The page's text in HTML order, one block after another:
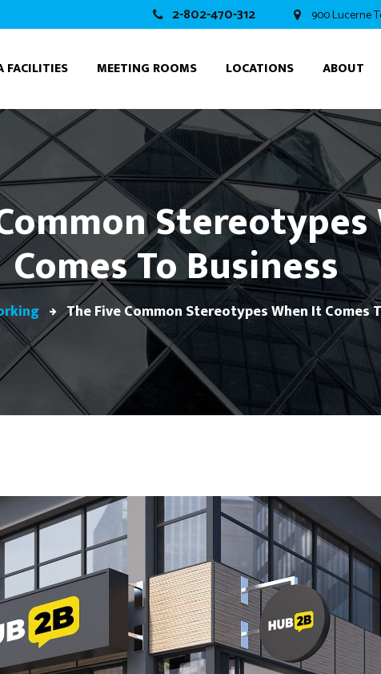
2-802-470-312 900 Lucerne
FACILITIES MEETING ROOMS LOCATIONS ABOUT
Comes To Business
The Five Common Stereotypes When It Comes